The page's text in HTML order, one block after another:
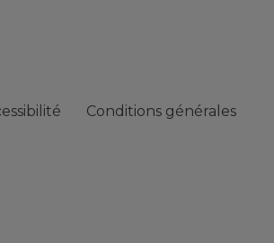
Conditions générales